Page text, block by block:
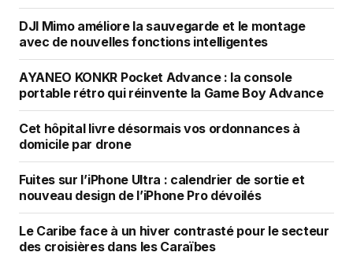
DJI Mimo améliore la sauvegarde et le montage
avec de nouvelles fonctions intelligentes
AYANEO KONKR Pocket Advance : la console
portable rétro qui réinvente la Game Boy Advance
Cet hôpital livre désormais vos ordonnances à
domicile par drone
Fuites sur l’iPhone Ultra : calendrier de sortie et
nouveau design de l’iPhone Pro dévoilés
Le Caribe face à un hiver contrasté pour le secteur
des croisières dans les Caraïbes